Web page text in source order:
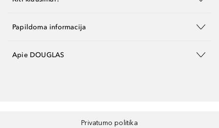
Papildoma informacija
Apie DOUGLAS
Privatumo politika